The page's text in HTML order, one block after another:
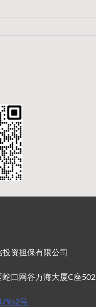
资担保有限公司
口网谷万海大厦C座502
号